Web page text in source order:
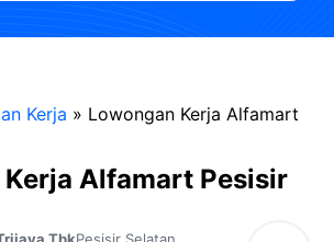
Kerja » Lowongan Kerja Alfamart
Alfamart Pesisir